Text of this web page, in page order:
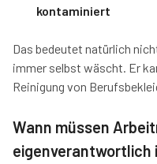
kontaminiert
Das bedeutet natürlich
immer selbst wäscht. Er
Reinigung von
Wann müssen
eigenverantwortlich